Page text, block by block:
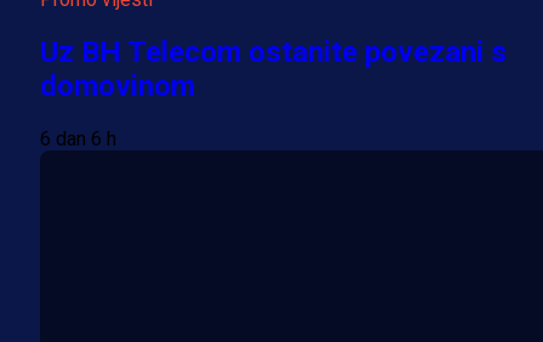
Uz BH Telecom ostanite povezani s
domovinom
6 dan 6 h